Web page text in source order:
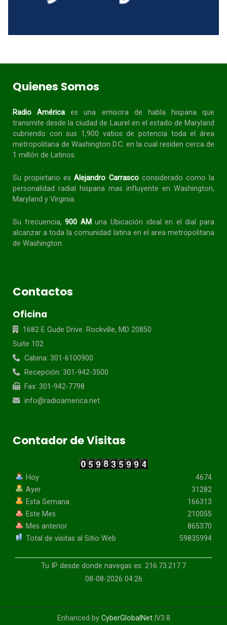
Quienes Somos
Radio América es una emisora de habla hispanaque
transmite desde la ciudad de Laurel en el estado de Maryland
cubriendo con sus 1,900 vatios de potencia toda el área
metropolitana de Washington D.C. en la cual residen cerca de
1 millón de Latinos.
Su propietario esAlejandro Carrascoconsiderado como la
personalidad radial
hispana mas influyente en Washington,
Maryland y Virginia.
Su frecuencia, 900 AM una Ubicación ideal en el dial para
alcanzar a toda lacomunidad latina en el area metropolitana
de Washington.
Contactos
Oficina
1682 E Gude Drive. Rockville, MD 20850
Suite 102
Cabina: 301-6100900
Recepción: 301-942-3500
Fax: 301-942-7798
info@radioamerica.net
Contador de Visitas
Hoy
Ayer
Esta Semana
Este Mes
Mes anterior
Total de visitas al Sitio Web
4674
31282
166313
210055
865370
59835994
Tu IP desde donde navegas es: 216.73.217.7
08-08-2026 04:26
Enhanced by CyberGlobalNet|V3.8